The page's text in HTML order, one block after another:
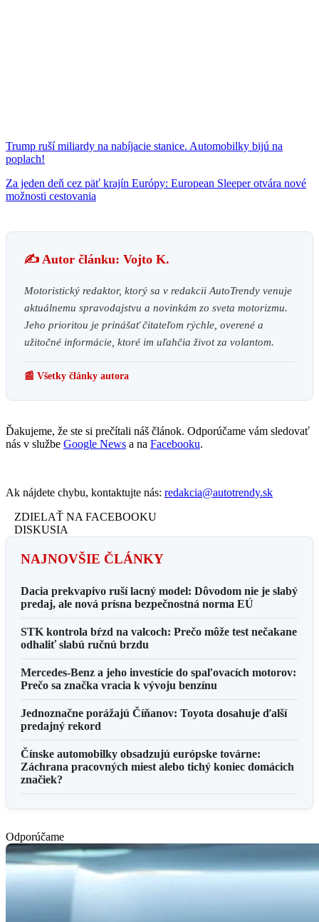
Trump ruší miliardy na nabíjacie stanice. Automobilky bijú na
poplach!
Za jeden deň cez päť krajín Európy: European Sleeper otvára nové
možnosti cestovania
✍️ Autor článku: Vojto K.
Motoristický redaktor, ktorý sa v redakcii AutoTrendy venuje
aktuálnemu spravodajstvu a novinkám zo sveta motorizmu.
Jeho prioritou je prinášať čitateľom rýchle, overené a
užitočné informácie, ktoré im uľahčia život za volantom.
📰 Všetky články autora
Ďakujeme, že ste si prečítali náš článok. Odporúčame vám sledovať
nás v službe Google News a na Facebooku.
Ak nájdete chybu, kontaktujte nás: redakcia@autotrendy.sk
ZDIELAŤ NA FACEBOOKU
DISKUSIA
NAJNOVŠIE ČLÁNKY
Dacia prekvapivo ruší lacný model: Dôvodom nie je slabý
predaj, ale nová prísna bezpečnostná norma EÚ
STK kontrola bŕzd na valcoch: Prečo môže test nečakane
odhaliť slabú ručnú brzdu
Mercedes-Benz a jeho investície do spaľovacích motorov:
Prečo sa značka vracia k vývoju benzínu
Jednoznačne porážajú Číňanov: Toyota dosahuje ďalší
predajný rekord
Čínske automobilky obsadzujú európske továrne:
Záchrana pracovných miest alebo tichý koniec domácich
značiek?
Odporúčame